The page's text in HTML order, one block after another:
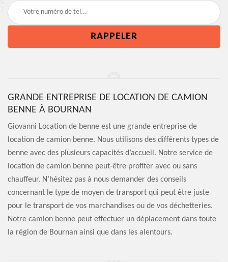
GRANDE ENTREPRISE DE LOCATION DE CAMION
BENNE À BOURNAN
Giovanni Location de benne est une grande entreprise de
location de camion benne. Nous utilisons des différents types de
benne avec des plusieurs capacités d’accueil. Notre service de
location de camion benne peut-être profiter avec ou sans
chauffeur. N’hésitez pas à nous demander des conseils
concernant le type de moyen de transport qui peut être juste
pour le transport de vos marchandises ou de vos déchetteries.
Notre camion benne peut effectuer un déplacement dans toute
la région de Bournan ainsi que dans les alentours.